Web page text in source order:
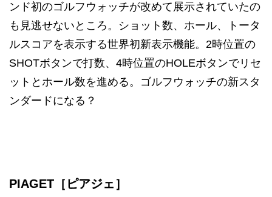
ンド初のゴルフウォッチが改めて展示されていたの
も見逃せないところ。ショット数、ホール、トータ
ルスコアを表示する世界初新表示機能。2時位置の
SHOTボタンで打数、4時位置のHOLEボタンでリセ
ットとホール数を進める。ゴルフウォッチの新スタ
ンダードになる？
PIAGET［ピアジェ］